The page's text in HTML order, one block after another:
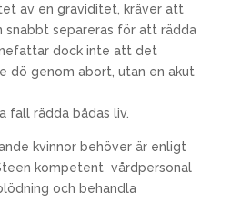
av en graviditet, kräver att
snabbt separeras för att rädda
dock inte att det
dö genom abort, utan en akut
fall rädda bådas liv.
kvinnor behöver är enligt
kompetent vårdpersonal
och behandla